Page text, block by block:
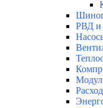
РВД